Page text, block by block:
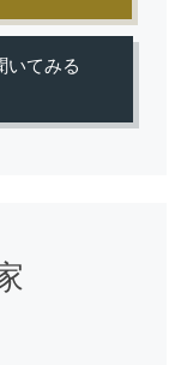
いてみる